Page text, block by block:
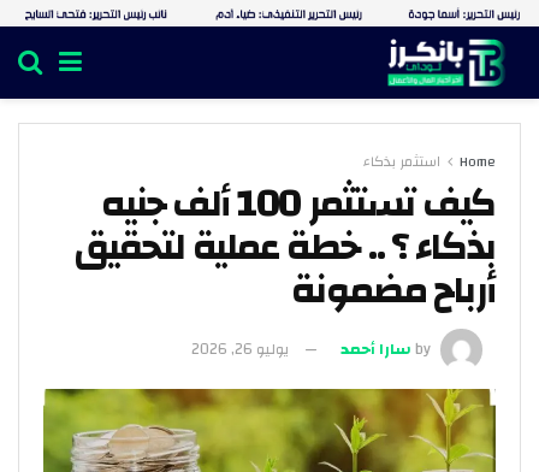
Home استثمر بذكاء
كيف تستثمر 100 ألف جنيه
بذكاء ؟ .. خطة عملية لتحقيق
أرباح مضمونة
byسارا أحمد يوليو 26, 2026